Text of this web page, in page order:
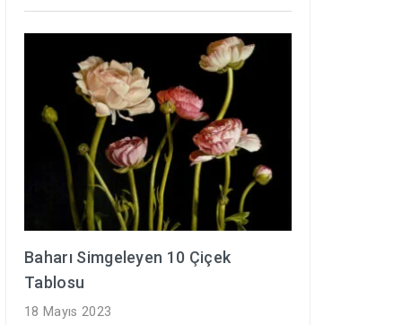
Baharı Simgeleyen 10 Çiçek
Tablosu
18 Mayıs 2023